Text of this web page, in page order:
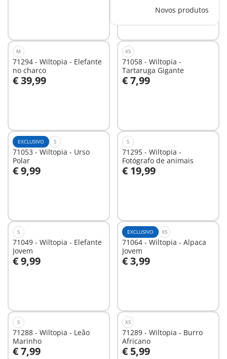
Novos produtos
M
71294 - Wiltopia - Elefante
no charco
€ 39,99
Ao carrinho
XS
71058 - Wiltopia -
Tartaruga Gigante
€ 7,99
Ao carrinho
EXCLUSIVO S
71053 - Wiltopia - Urso
Polar
€ 9,99
S
71295 - Wiltopia -
Fotógrafo de animais
€ 19,99
S
71049 - Wiltopia - Elefante
Jovem
€ 9,99
EXCLUSIVO XS
71064 - Wiltopia - Alpaca
Jovem
€ 3,99
S
71288 - Wiltopia - Leão
Marinho
€ 7,99
XS
71289 - Wiltopia - Burro
Africano
€ 5,99